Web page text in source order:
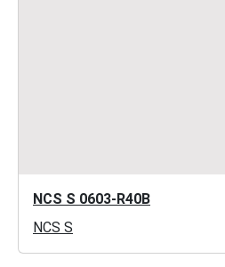
NCS S 0603-R40B
NCS S